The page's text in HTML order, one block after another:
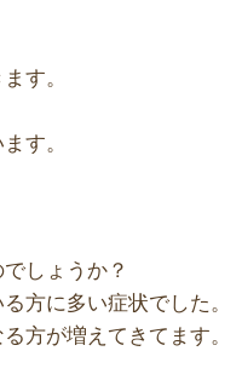
す。
す。
しょうか？
方に多い症状でした。
方が増えてきてます。